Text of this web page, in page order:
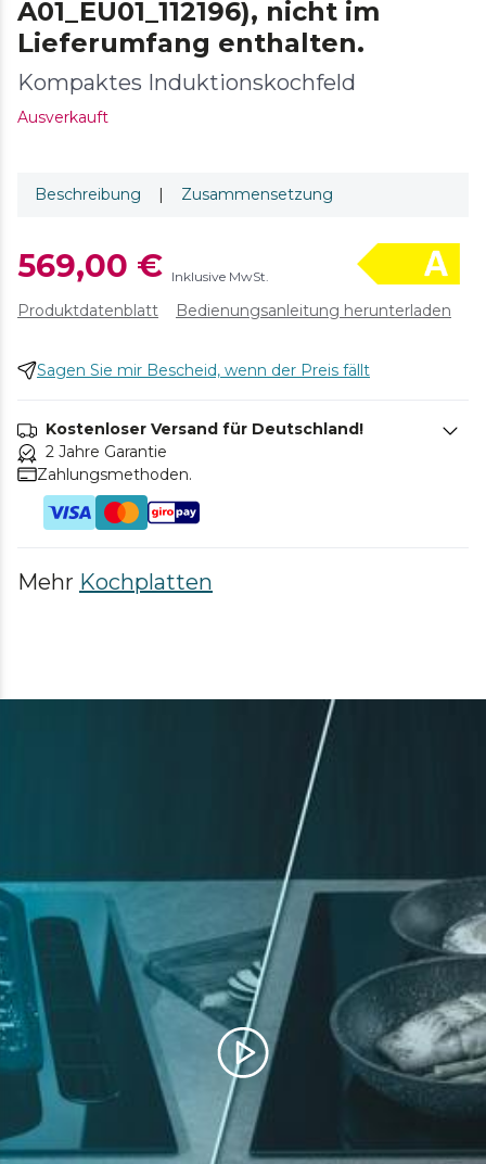
A01_EU01_112196), nicht im
Lieferumfang enthalten.
Kompaktes Induktionskochfeld
Ausverkauft
Beschreibung | Zusammensetzung
569,00 € Inklusive MwSt.
Produktdatenblatt Bedienungsanleitung herunterladen
Sagen Sie mir Bescheid, wenn der Preis fällt
Kostenloser Versand für Deutschland!
2 Jahre Garantie
Zahlungsmethoden.
Mehr Kochplatten